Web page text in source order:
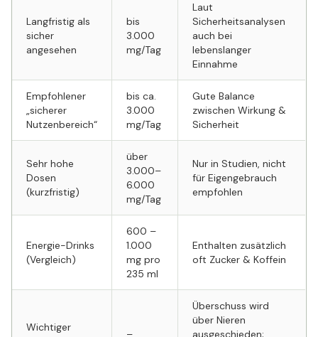
Langfristig als
sicher
angesehen
bis
3.000
mg/Tag
Laut
Sicherheitsanalysen
auch bei
lebenslanger
Einnahme
Empfohlener
„sicherer
Nutzenbereich“
bis ca.
3.000
mg/Tag
Gute Balance
zwischen Wirkung &
Sicherheit
Sehr hohe
Dosen
(kurzfristig)
über
3.000–
6.000
mg/Tag
Nur in Studien, nicht
für Eigengebrauch
empfohlen
Energie-Drinks
(Vergleich)
600 –
1.000
mg pro
235 ml
Enthalten zusätzlich
oft Zucker & Koffein
Wichtiger
–
Überschuss wird
über Nieren
ausgeschieden;